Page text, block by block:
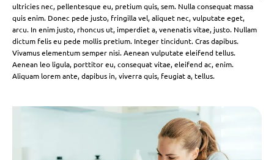
ultricies nec, pellentesque eu, pretium quis, sem. Nulla consequat massa
quis enim. Donec pede justo, fringilla vel, aliquet nec, vulputate eget,
arcu. In enim justo, rhoncus ut, imperdiet a, venenatis vitae, justo. Nullam
dictum felis eu pede mollis pretium. Integer tincidunt. Cras dapibus.
Vivamus elementum semper nisi. Aenean vulputate eleifend tellus.
Aenean leo ligula, porttitor eu, consequat vitae, eleifend ac, enim.
Aliquam lorem ante, dapibus in, viverra quis, feugiat a, tellus.